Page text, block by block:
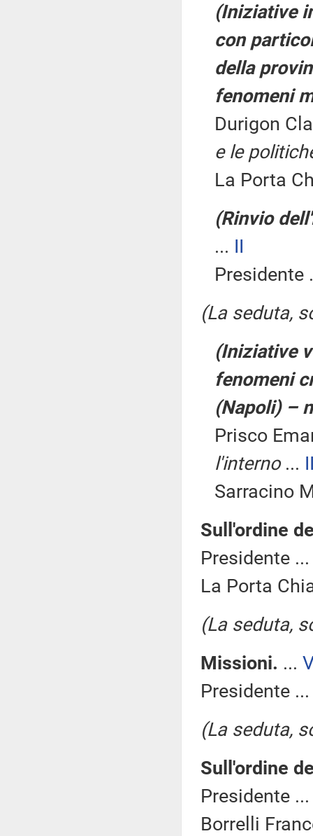
(Iniziative
con
della
fenomeni
Durigon
e le
La Porta
(Rinvio
... II
Presidente
(La seduta,
(Iniziative
fenomeni
(Napoli) –
Prisco
l'interno...
Sarracino
Sull'ordine
Presidente
La Porta
(La seduta,
Missioni. ...
Presidente
(La seduta,
Sull'ordine
Presidente
Borrelli